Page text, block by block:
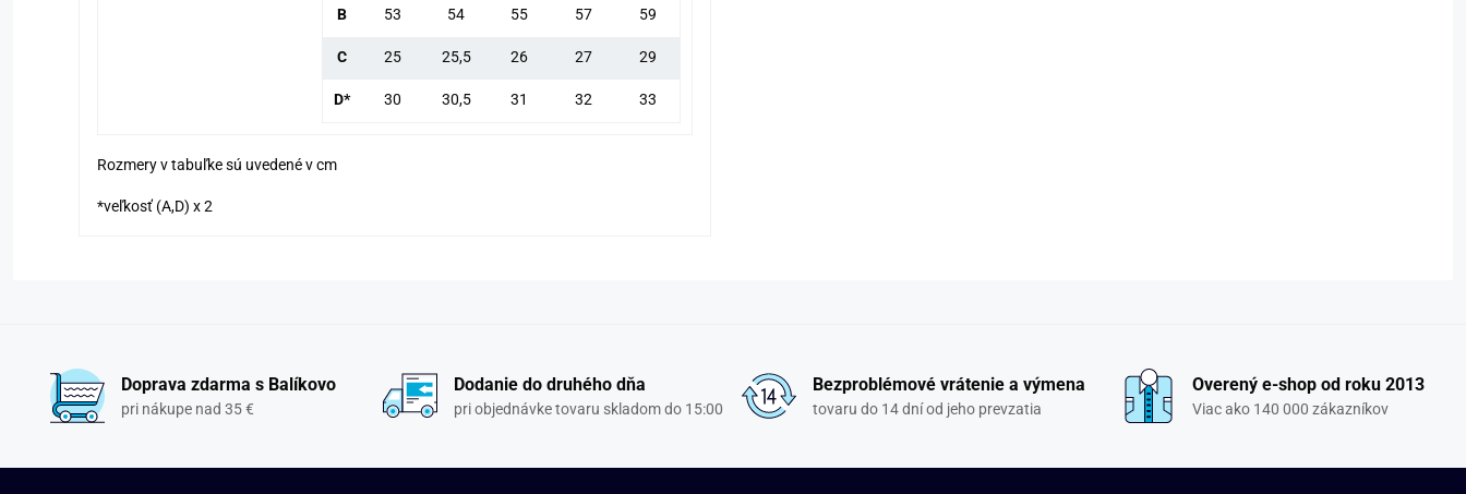
B 53 54 55 57 59
C 25 25,5 26 27 29
D* 30 30,5 31 32 33
Rozmery v tabuľke sú uvedené v cm
*veľkosť (A,D) x 2
Doprava zdarma s Balíkovo
pri nákupe nad 35 €
Dodanie do druhého dňa
pri objednávke tovaru skladom do 15:00
Bezproblémové vrátenie a výmena
tovaru do 14 dní od jeho prevzatia
Overený e-shop od roku 2013
Viac ako 140 000 zákazníkov